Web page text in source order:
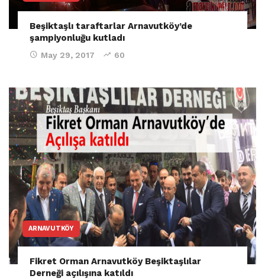
Beşiktaşlı taraftarlar Arnavutköy’de
şampiyonluğu kutladı
May 29, 2017 60
ARNAVUTKÖY
Fikret Orman Arnavutköy Beşiktaşlılar
Derneği açılışına katıldı